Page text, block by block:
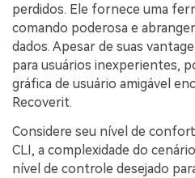
perdidos. Ele fornece uma
comando poderosa e
dados. Apesar de suas
para usuários inexperientes,
gráfica de usuário amigável
Recoverit.
Considere seu nível de
CLI, a complexidade do
nível de controle desejado